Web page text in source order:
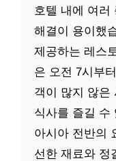
호텔 내에 여러
해결이 용이했
제공하는 레스
은 오전 7시부
객이 많지 않은
식사를 즐길 수
아시아 전반의
선한 재료와 정